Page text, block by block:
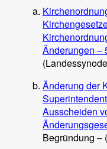
Änderungen –
Änderung der
Ausscheiden
Begründung –